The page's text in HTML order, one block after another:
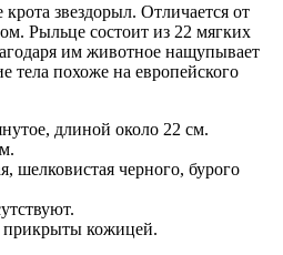
звездорыл. Отличается от
Рыльце состоит из 22 мягких
им животное нащупывает
тела похоже на европейского
длиной около 22 см.
шелковистая черного, бурого
прикрыты кожицей.